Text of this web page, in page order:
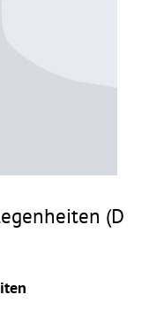
(D